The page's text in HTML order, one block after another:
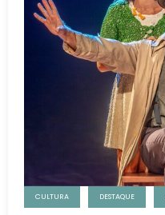
CULTURA DESTAQUE